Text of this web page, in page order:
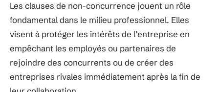
Les clauses de non-concurrence jouent un rôle
fondamental dans le milieu professionnel. Elles
visent à protéger les intérêts de l’entreprise en
empêchant les employés ou partenaires de
rejoindre des concurrents ou de créer des
entreprises rivales immédiatement après la fin de